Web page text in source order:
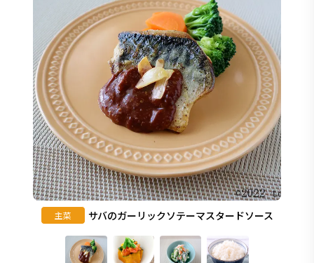
主菜 サバのガーリックソテーマスタードソース